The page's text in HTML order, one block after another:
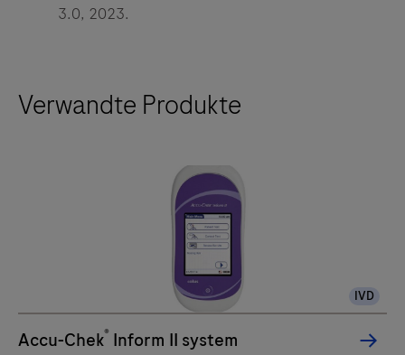
3.0, 2023.
Verwandte Produkte
IVD
Accu-Chek® Inform II system